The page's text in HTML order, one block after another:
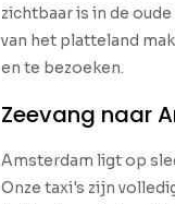
zichtbaar is in de
van het platteland
en te bezoeken.
Zeevang naar
Amsterdam ligt op
Onze taxi's zijn